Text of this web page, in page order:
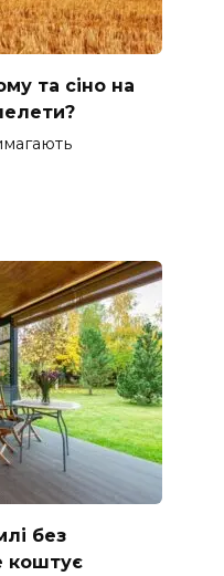
та сіно на
без
коштує